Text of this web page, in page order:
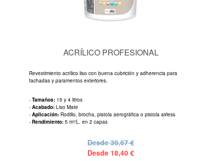
ACRÍLICO PROFESIONAL
Revestimiento acrílico liso con buena cubrición y adherencia para
fachadas y paramentos exteriores.
- Tamaños: 15 y 4 litros
- Acabado: Liso Mate
- Aplicación: Rodillo, brocha, pistola aerográfica o pistola airless
- Rendimiento: 5 m²/L. en 2 capas
Desde30,67 €
Desde 18,40 €